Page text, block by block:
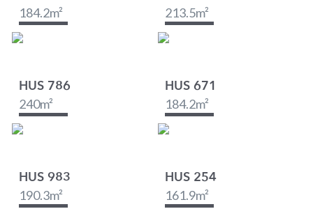
184.2m² 213.5m²
HUS 786
240m²
HUS 671
184.2m²
HUS 983
190.3m²
HUS 254
161.9m²